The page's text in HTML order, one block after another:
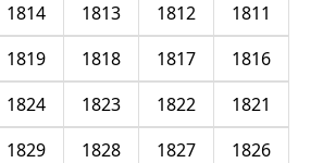
1811
1812
1813
1814
1816
1817
1818
1819
1821
1822
1823
1824
1826
1827
1828
1829